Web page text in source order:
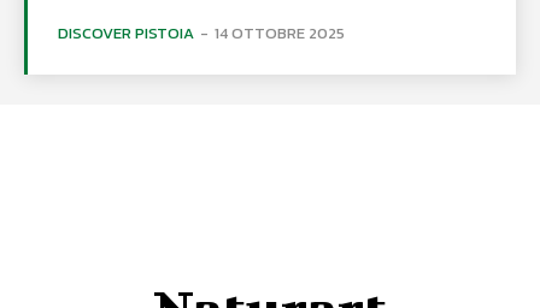
DISCOVER PISTOIA - 14 OTTOBRE 2025